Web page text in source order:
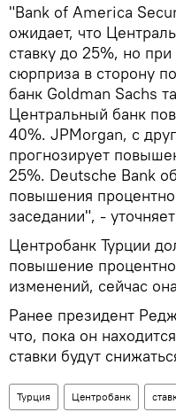
"Bank of America
ожидает, что
ставку до 25%, но
сюрприза в сторону
банк Goldman Sachs
Центральный банк
40%. JPMorgan, с
прогнозирует
25%. Deutsche Bank
повышения
заседании", -
Центробанк Турции
повышение
изменений, сейчас
Ранее президент
что, пока он
ставки будут
Турция Центробанк